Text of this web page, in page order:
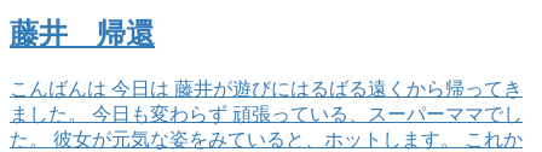
藤井 帰還
こんばんは 今日は 藤井が遊びにはるばる遠くから帰ってき
ました。 今日も変わらず 頑張っている、スーパーママでし
た。 彼女が元気な姿をみていると、ホットします。 これか